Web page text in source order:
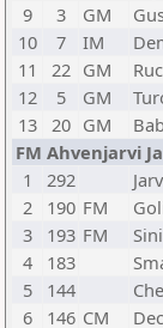
9
3 GM
10
7 IM
11
22 GM
12
5 GM
13 20 GM
FM Ahvenjarvi
1
292
2
190 FM
3
193 FM
4
183
5
144
6
146 CM